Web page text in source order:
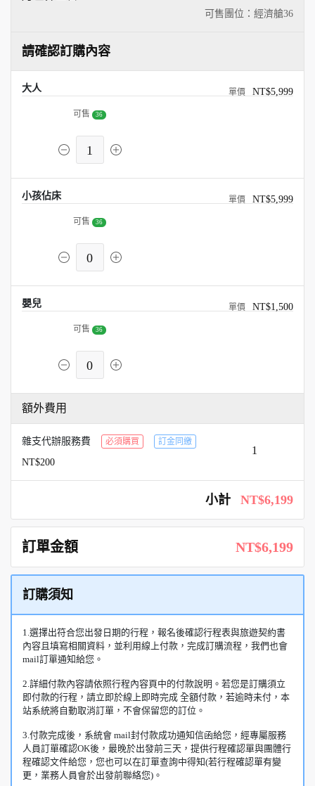
可售團位：經濟艙36
請確認訂購內容
大人 NT$5,999
可售 36
1
小孩佔床 NT$5,999
可售 36
0
嬰兒 NT$1,500
可售 36
0
額外費用
雜支代辦服務費 必須購買 訂金同繳
NT$200
1
小計 NT$6,199
訂單金額 NT$6,199
訂購須知
1.選擇出符合您出發日期的行程，報名後確認行程表與旅遊契約書
內容且填寫相關資料，並利用線上付款，完成訂購流程，我們也會
mail訂單通知給您。
2.詳細付款內容請依照行程內容頁中的付款說明。若您是訂購須立
即付款的行程，請立即於線上即時完成 全額付款，若逾時未付，本
站系統將自動取消訂單，不會保留您的訂位。
3.付款完成後，系統會 mail封付款成功通知信函給您，經專屬服務
人員訂單確認OK後，最晚於出發前三天，提供行程確認單與團體行
程確認文件給您，您也可以在訂單查詢中得知(若行程確認單有變
更，業務人員會於出發前聯絡您)。